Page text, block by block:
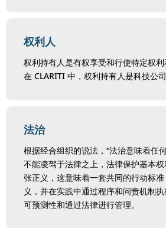
权利人
权利持有人是有权享受和行使特定权利
在 CLARITI 中，权利持有人是科技公
法治
根据经合组织的说法，“法治意味着任
不能凌驾于法律之上，法律保护基本
张正义，这意味着一套共同的行动标
义，并在实践中通过程序和问责机制执
可预测性和通过法律进行管理。